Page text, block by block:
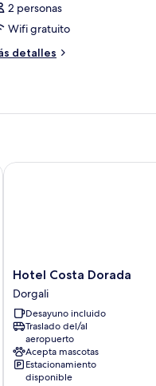
2 personas
Wifi gratuito
detalles
Hotel
Costa
Dorada
Dorgali
Hotel Costa Dorada
Dorgali
Desayuno incluido
Traslado del/al
aeropuerto
Acepta mascotas
Estacionamiento
disponible
Hotel Costa Dorada